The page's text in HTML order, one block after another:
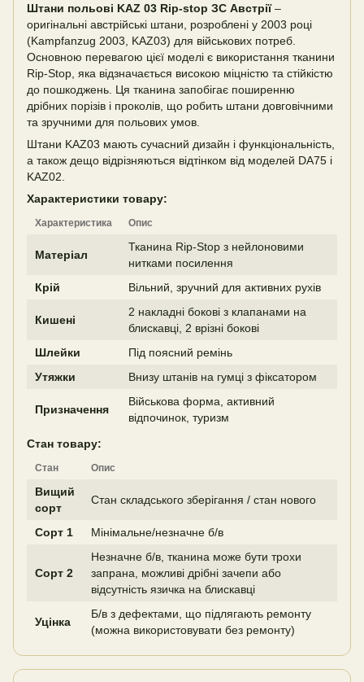
Штани польові KAZ 03 Rip-stop ЗС Австрії–
оригінальні австрійські штани, розроблені у 2003 році
(Kampfanzug 2003, KAZ03) для військових потреб.
Основною перевагою цієї моделі є використання тканини
Rip-Stop, яка відзначається високою міцністю та стійкістю
до пошкоджень. Ця тканина запобігає поширенню
дрібних порізів і проколів, що робить штани довговічними
та зручними для польових умов.
Штани KAZ03 мають сучасний дизайн і функціональність,
а також дещо відрізняються відтінком від моделей DA75 і
KAZ02.
Характеристики товару:
Характеристика Опис
Матеріал
Тканина Rip-Stop з нейлоновими
нитками посилення
Крій
Вільний, зручний для активних рухів
Кишені
2 накладні бокові з клапанами на
блискавці, 2 врізні бокові
Шлейки
Під поясний ремінь
Утяжки
Внизу штанів на гумці з фіксатором
Призначення
Військова форма, активний
відпочинок, туризм
Стан товару:
Стан Опис
Вищий
сорт
Стан складського зберігання / стан нового
Сорт 1 Мінімальне/незначне б/в
Сорт 2
Незначне б/в, тканина може бути трохи
запрана, можливі дрібні зачепи або
відсутність язичка на блискавці
Уцінка
Б/в з дефектами, що підлягають ремонту
(можна використовувати без ремонту)